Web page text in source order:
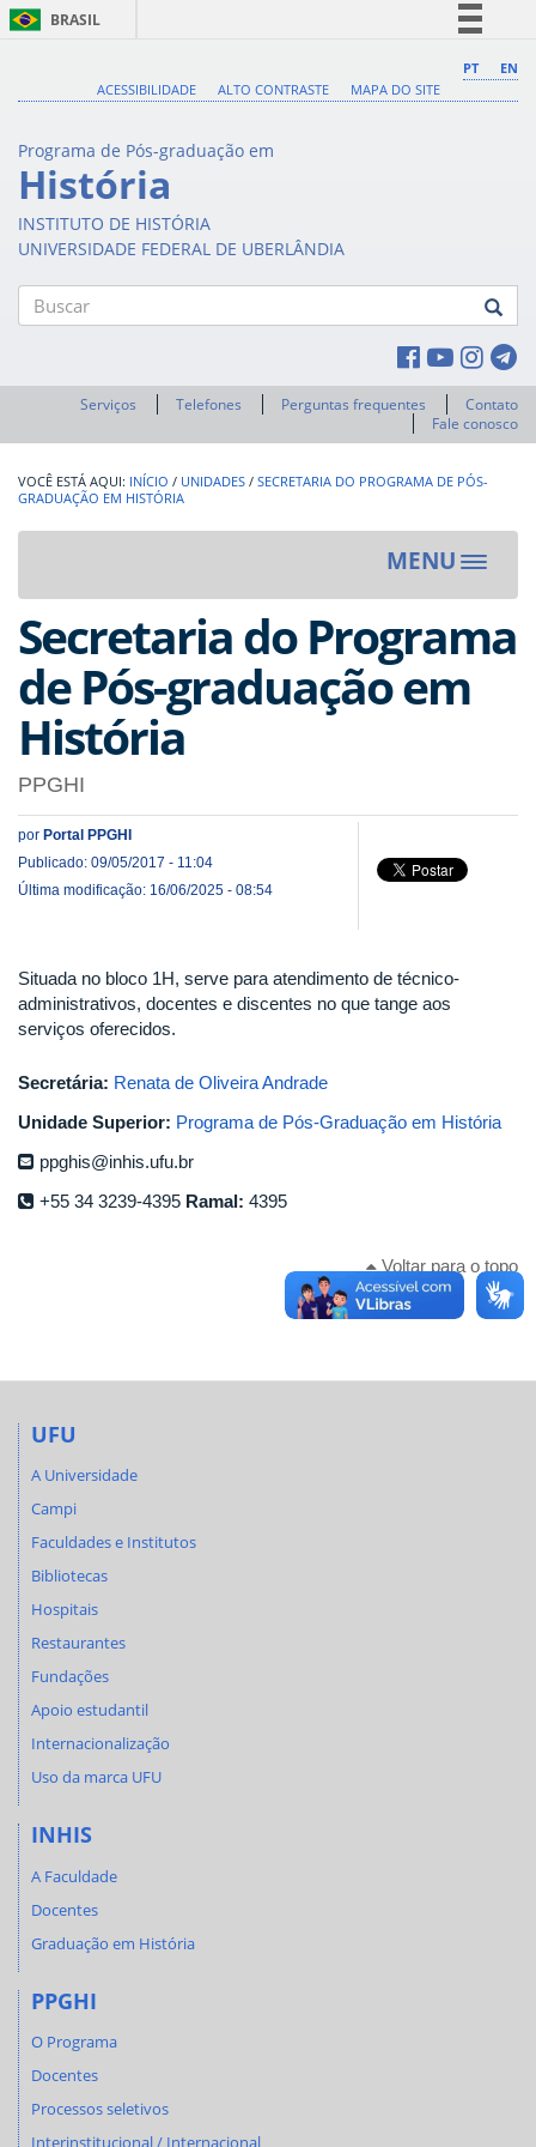
BRASIL
Comunica BR
PT
EN
ACESSIBILIDADE
ALTO CONTRASTE MAPA DO SITE
Programa de Pós-graduação em
História
INSTITUTO DE HISTÓRIA
UNIVERSIDADE FEDERAL DE UBERLÂNDIA
Serviços Telefones Perguntas frequentes
Contato
Fale conosco
INÍCIO / UNIDADES / SECRETARIA DO PROGRAMA DE PÓS-
GRADUAÇÃO EM HISTÓRIA
MENU
Toggle
Secretaria do Programa
de Pós-graduação em
História
PPGHI
por Portal PPGHI
Publicado: 09/05/2017 - 11:04
Última modificação: 16/06/2025 - 08:54
Situada no bloco 1H, serve para atendimento de técnico-
administrativos, docentes e discentes no que tange aos
serviços oferecidos.
Secretária: Renata de Oliveira Andrade
Unidade Superior: Programa de Pós-Graduação em História
ppghis@inhis.ufu.br
+55 34 3239-4395 Ramal: 4395
Voltar para o topo
UFU
A Universidade
Campi
Faculdades e Institutos
Bibliotecas
Hospitais
Restaurantes
Fundações
Apoio estudantil
Internacionalização
Uso da marca UFU
INHIS
A Faculdade
Docentes
Graduação em História
PPGHI
O Programa
Docentes
Processos seletivos
Interinstitucional / Internacional